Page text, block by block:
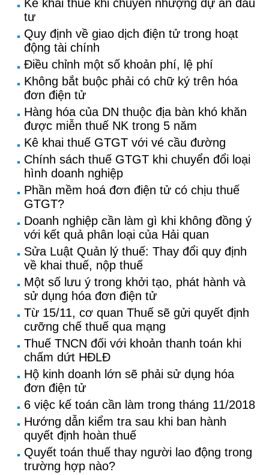
Kê khai thuế khi chuyển nhượng dự án đầu
tư
Quy định về giao dịch điện tử trong hoạt
động tài chính
Điều chỉnh một số khoản phí, lệ phí
Không bắt buộc phải có chữ ký trên hóa
đơn điện tử
Hàng hóa của DN thuộc địa bàn khó khăn
được miễn thuế NK trong 5 năm
Kê khai thuế GTGT với vé cầu đường
Chính sách thuế GTGT khi chuyển đổi loại
hình doanh nghiệp
Phần mềm hoá đơn điện tử có chịu thuế
GTGT?
Doanh nghiệp cần làm gì khi không đồng ý
với kết quả phân loại của Hải quan
Sửa Luật Quản lý thuế: Thay đổi quy định
về khai thuế, nộp thuế
Một số lưu ý trong khởi tạo, phát hành và
sử dụng hóa đơn điện tử
Từ 15/11, cơ quan Thuế sẽ gửi quyết định
cưỡng chế thuế qua mạng
Thuế TNCN đối với khoản thanh toán khi
chấm dứt HĐLĐ
Hộ kinh doanh lớn sẽ phải sử dụng hóa
đơn điện tử
6 việc kế toán cần làm trong tháng 11/2018
Hướng dẫn kiểm tra sau khi ban hành
quyết định hoàn thuế
Quyết toán thuế thay người lao động trong
trường hợp nào?